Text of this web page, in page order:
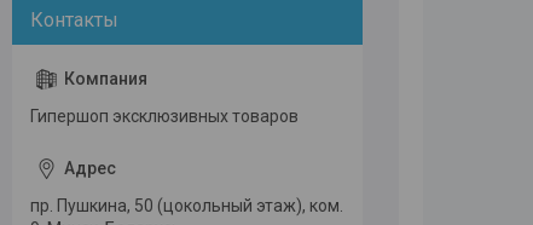
Гипершоп эксклюзивных товаров
пр. Пушкина, 50 (цокольный этаж), ком.